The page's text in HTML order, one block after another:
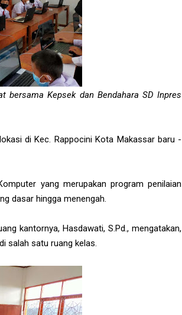
bersama Kepsek dan Bendahara SD Inpres
di Kec. Rappocini Kota Makassar baru -
yang merupakan program penilaian
dasar hingga menengah.
kantornya, Hasdawati, S.Pd., mengatakan,
salah satu ruang kelas.